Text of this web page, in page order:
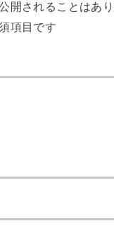
開されることはあり
項目です